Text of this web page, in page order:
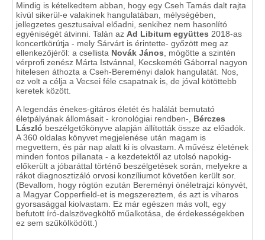
Mindig is kételkedtem abban, hogy egy Cseh Tamás dalt rajta
kívül sikerül-e valakinek hangulatában, mélységében,
jellegzetes gesztusaival előadni, senkihez nem hasonlító
egyéniségét átvinni. Talán az Ad Libitum együttes 2018-as
koncertkörútja - mely Sárvárt is érintette- győzött meg az
ellenkezőjéről: a csellista Novák János , mögötte a szintén
vérprofi zenész Márta Istvánnal, Kecskeméti Gáborral nagyon
hitelesen áthozta a Cseh-Bereményi dalok hangulatát. Nos,
ez volt a célja a Vecsei féle csapatnak is, de jóval kötöttebb
keretek között.
A legendás énekes-gitáros életét és halálát bemutató
életpályának állomásait - kronológiai rendben-, Bérczes
László beszélgetőkönyve alapján állították össze az előadók.
A 360 oldalas könyvet megjelenése után magam is
megvettem, és pár nap alatt ki is olvastam. A művész életének
minden fontos pillanata - a kezdetektől az utolsó napokig-
előkerült a jóbaráttal történő beszélgetések során, melyekre a
rákot diagnosztizáló orvosi konzíliumot követően került sor.
(Bevallom, hogy rögtön ezután Bereményi önéletrajzi könyvét,
a Magyar Copperfield-et is megszereztem, és azt is viharos
gyorsasággal kiolvastam. Ez már egészen más volt, egy
befutott író-dalszövegköltő műalkotása, de érdekességekben
ez sem szűkölködött.)